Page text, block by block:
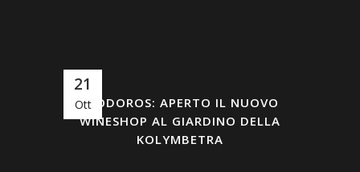
21
OttDIODOROS: APERTO IL NUOVO
WINESHOP AL GIARDINO DELLA
KOLYMBETRA